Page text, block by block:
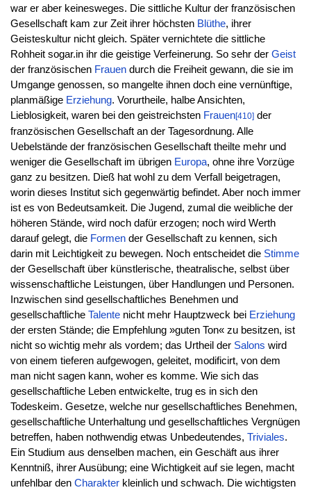
war er aber keinesweges. Die sittliche Kultur der französischen
Gesellschaft kam zur Zeit ihrer höchsten Blüthe, ihrer
Geisteskultur nicht gleich. Später vernichtete die sittliche
Rohheit sogar.in ihr die geistige Verfeinerung. So sehr der Geist
der französischen Frauendurch die Freiheit gewann, die sie im
Umgange genossen, so mangelte ihnen doch eine vernünftige,
planmäßige Erziehung. Vorurtheile, halbe Ansichten,
Lieblosigkeit, waren bei den geistreichsten Frauen[410]der
französischen Gesellschaft an der Tagesordnung. Alle
Uebelstände der französischen Gesellschaft theilte mehr und
weniger die Gesellschaft im übrigen Europa, ohne ihre Vorzüge
ganz zu besitzen. Dieß hat wohl zu dem Verfall beigetragen,
worin dieses Institut sich gegenwärtig befindet. Aber noch immer
ist es von Bedeutsamkeit. Die Jugend, zumal die weibliche der
höheren Stände, wird noch dafür erzogen; noch wird Werth
darauf gelegt, die Formender Gesellschaft zu kennen, sich
darin mit Leichtigkeit zu bewegen. Noch entscheidet die Stimme
der Gesellschaft über künstlerische, theatralische, selbst über
wissenschaftliche Leistungen, über Handlungen und Personen.
Inzwischen sind gesellschaftliches Benehmen und
gesellschaftliche Talentenicht mehr Hauptzweck bei Erziehung
der ersten Stände; die Empfehlung »guten Ton« zu besitzen, ist
nicht so wichtig mehr als vordem; das Urtheil der Salons wird
von einem tieferen aufgewogen, geleitet, modificirt, von dem
man nicht sagen kann, woher es komme. Wie sich das
gesellschaftliche Leben entwickelte, trug es in sich den
Todeskeim. Gesetze, welche nur gesellschaftliches Benehmen,
gesellschaftliche Unterhaltung und gesellschaftliches Vergnügen
betreffen, haben nothwendig etwas Unbedeutendes, Triviales.
Ein Studium aus denselben machen, ein Geschäft aus ihrer
Kenntniß, ihrer Ausübung; eine Wichtigkeit auf sie legen, macht
unfehlbar den Charakterkleinlich und schwach. Die wichtigsten